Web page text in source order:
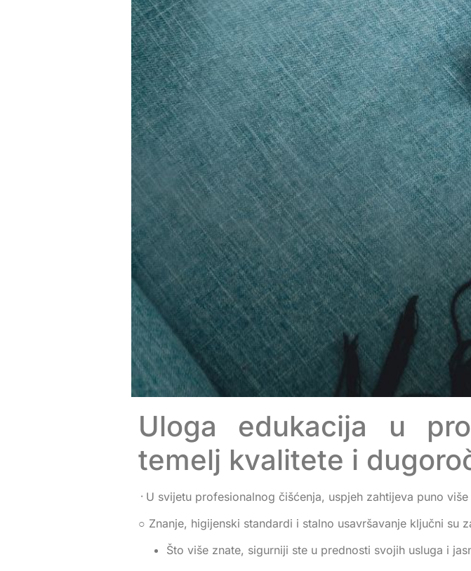
Uloga edukacija u
temelj kvalitete i
᠂ U svijetu profesionalnog čišćenja, uspjeh zahtijeva puno
○ Znanje, higijenski standardi i stalno usavršavanje ključni su
Što više znate, sigurniji ste u prednosti svojih usluga i